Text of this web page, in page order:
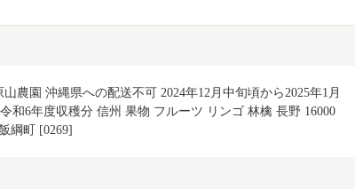
農園 沖縄県への配送不可 2024年12月中旬頃から2025年1月
和6年度収穫分 信州 果物 フルーツ リンゴ 林檎 長野 16000
綱町 [0269]